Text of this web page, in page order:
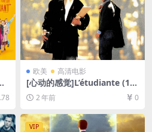
]
欧美 高清电影
[心动的感觉]L’étudiante (19
88)[百度网盘+夸克网盘1080P
超清未删减资源][网盘在线播
放/下载][MP4/6.8GB][中文字
幕]
2 年前 0
VIP